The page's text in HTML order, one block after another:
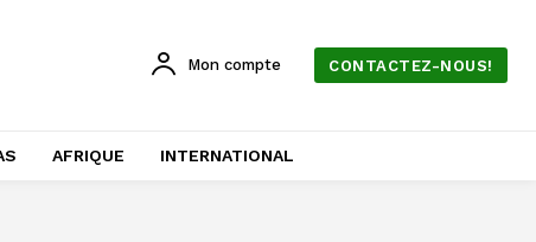
Mon compte CONTACTEZ-NOUS!
AFRIQUE INTERNATIONAL